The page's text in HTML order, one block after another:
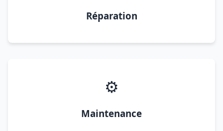
Réparation
⚙️
Maintenance